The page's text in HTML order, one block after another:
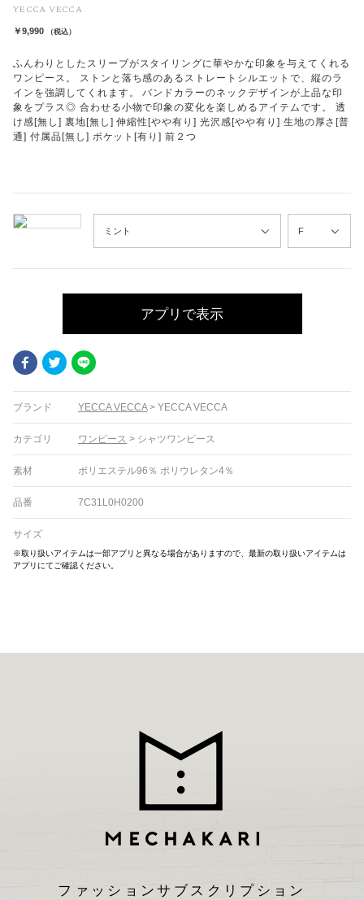
YECCA VECCA
￥9,990 （税込）
ふんわりとしたスリーブがスタイリングに華やかな印象を与えてくれる
ワンピース。 ストンと落ち感のあるストレートシルエットで、縦のラ
インを強調してくれます。 バンドカラーのネックデザインが上品な印
象をプラス◎ 合わせる小物で印象の変化を楽しめるアイテムです。 透
け感[無し] 裏地[無し] 伸縮性[やや有り] 光沢感[やや有り] 生地の厚さ[普
通] 付属品[無し] ポケット[有り] 前２つ
アプリで表示
FacebookTwitter
ブランド YECCA VECCA> YECCA VECCA
カテゴリ ワンピース > シャツワンピース
素材 ポリエステル96％ ポリウレタン4％
品番 7C31L0H0200
サイズ
※取り扱いアイテムは一部アプリと異なる場合がありますので、最新の取り扱いアイテムは
アプリにてご確認ください。
ファッションサブスクリプション